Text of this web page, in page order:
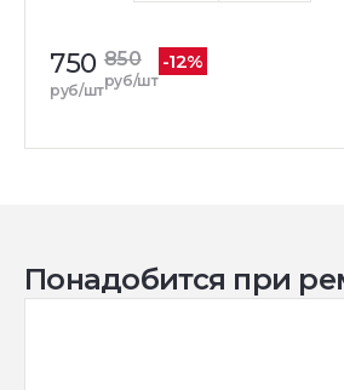
750
руб/шт
850
руб/шт
-12%
Понадобится при